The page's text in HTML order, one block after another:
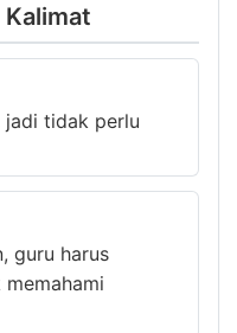
jadi tidak perlu
guru harus
memahami